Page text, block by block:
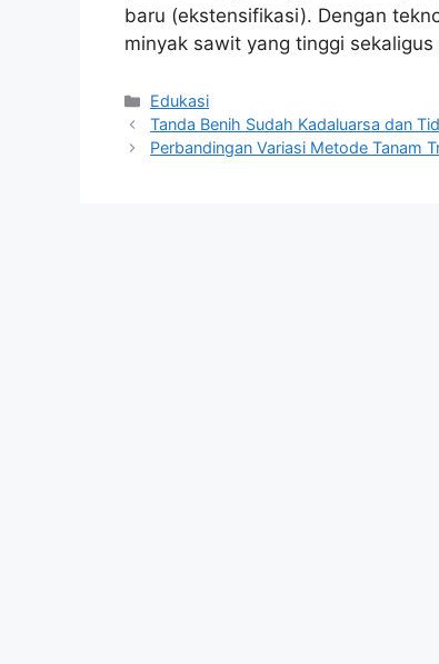
baru (ekstensifikasi). Dengan
minyak sawit yang tinggi
Kategori
Edukasi
Tanda Benih Sudah Kadaluarsa dan
Perbandingan Variasi Metode Tanam